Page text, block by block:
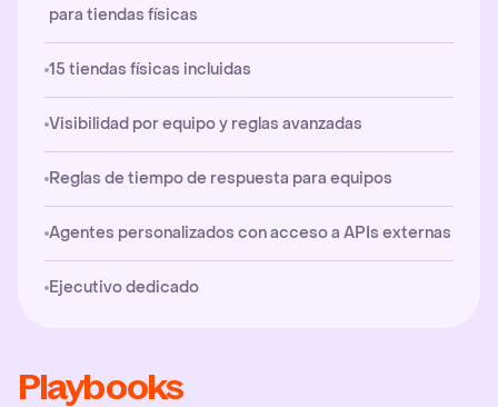
para tiendas físicas
15 tiendas físicas incluidas
Visibilidad por equipo y reglas avanzadas
Reglas de tiempo de respuesta para equipos
Agentes personalizados con acceso a APIs externas
Ejecutivo dedicado
Playbooks